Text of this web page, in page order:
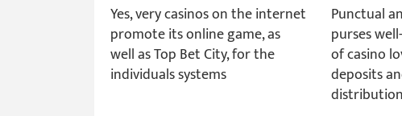
Yes, very casinos on the internet
promote its online game, as
well as Top Bet City, for the
individuals systems
Punctual
purses
of casino
deposits